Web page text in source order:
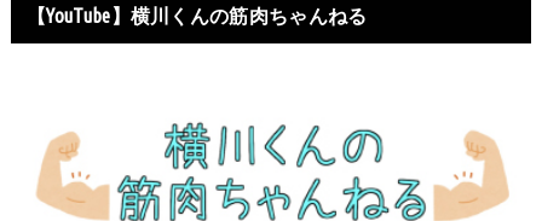
【YouTube】横川くんの筋肉ちゃんねる